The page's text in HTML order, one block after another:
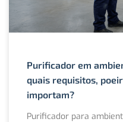
Purificador em
quais requisitos,
importam?
Purificador para